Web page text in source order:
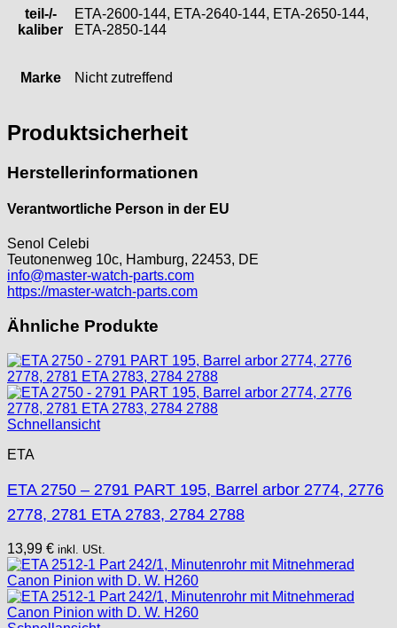
Lorsa
MSR
ORC
Peseux
RL „Ronda"
Unitas
teil-/-
kaliber
ETA-2600-144, ETA-2640-144, ETA-2650-144,
ETA-2850-144
Marke Nicht zutreffend
Produktsicherheit
Herstellerinformationen
Verantwortliche Person in der EU
Senol Celebi
Teutonenweg 10c, Hamburg, 22453, DE
info@master-watch-parts.com
https://master-watch-parts.com
Ähnliche Produkte
Schnellansicht
ETA
ETA 2750 – 2791 PART 195, Barrel arbor 2774, 2776
2778, 2781 ETA 2783, 2784 2788
13,99 € inkl. USt.